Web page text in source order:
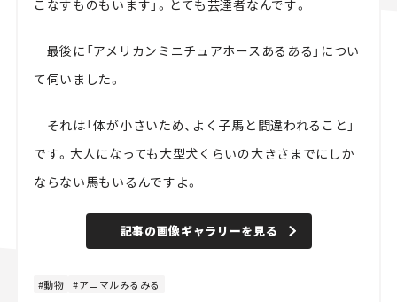
こなすものもいます」。とても芸達者なんです。
最後に「アメリカンミニチュアホースあるある」につい
て伺いました。
それは「体が小さいため、よく子馬と間違われること」
です。大人になっても大型犬くらいの大きさまでにしか
ならない馬もいるんですよ。
記事の画像ギャラリーを見る
動物 アニマルみるみる